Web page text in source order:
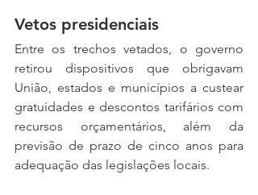
Vetos presidenciais
Entre os trechos vetados, o governo
retirou dispositivos que obrigavam
União, estados e municípios a custear
gratuidades e descontos tarifários com
recursos orçamentários, além da
previsão de prazo de cinco anos para
adequação das legislações locais.